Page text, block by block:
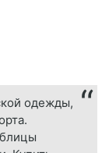
одежды,